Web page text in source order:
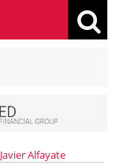
Javier Alfayate